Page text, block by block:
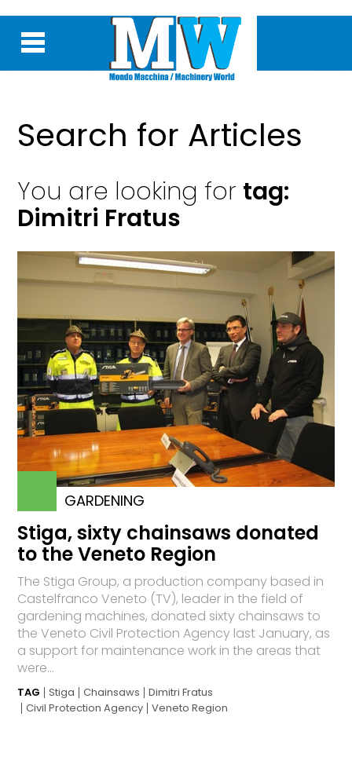
Search for Articles
You are looking for tag:
Dimitri Fratus
GARDENING
Stiga, sixty chainsaws donated
to the Veneto Region
The Stiga Group, a production company based in
Castelfranco Veneto (TV), leader in the field of
gardening machines, donated sixty chainsaws to
the Veneto Civil Protection Agency last January, as
a support for maintenance work in the areas that
were...
TAG Stiga Chainsaws
Dimitri Fratus
Civil Protection Agency Veneto Region